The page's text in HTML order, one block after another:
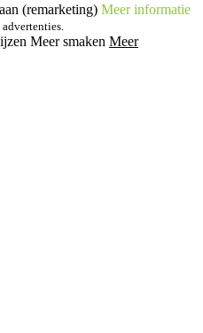
(remarketing) Meer informatie
Meer smaken Meer